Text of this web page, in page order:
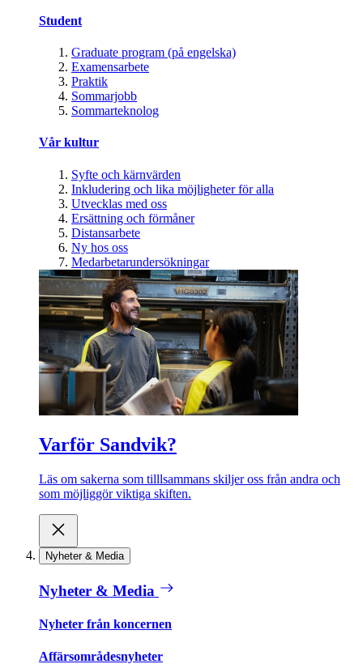
Student
Graduate program (på engelska)
Examensarbete
Praktik
Sommarjobb
Sommarteknolog
Vår kultur
Syfte och kärnvärden
Inkludering och lika möjligheter för alla
Utvecklas med oss
Ersättning och förmåner
Distansarbete
Ny hos oss
Medarbetarundersökningar
Varför Sandvik?
Läs om sakerna som tilllsammans skiljer oss från andra och
som möjliggör viktiga skiften.
Nyheter & Media
Nyheter & Media
Nyheter från koncernen
Affärsområdesnyheter